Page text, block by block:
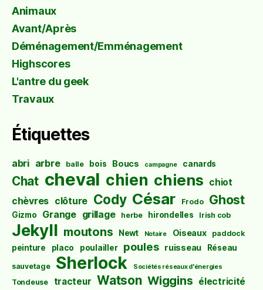
Animaux
Avant/Après
Déménagement/Emménagement
Highscores
L'antre du geek
Travaux
Étiquettes
abri arbre balle bois Boucs campagne canards
Chat cheval chien chiens chiot
chèvres clôture Cody César Frodo Ghost
Gizmo Grange grillage herbe hirondelles Irish cob
Jekyll moutons Newt Notaire Oiseaux paddock
peinture placo poulailler poules ruisseau Réseau
sauvetage Sherlock Sociétés réseaux d'énergies
Tondeuse tracteur Watson Wiggins électricité